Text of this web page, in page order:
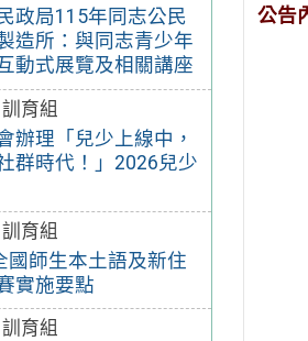
政局115年同志公民
造所：與同志青少年
動式展覽及相關講座
訓育組
辦理「兒少上線中，
群時代！」2026兒少
訓育組
國師生本土語及新住
實施要點
訓育組
公告